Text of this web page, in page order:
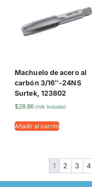
Machuelo de acero al
carbón 3/16″-24NS
Surtek, 123802
$28.86 (IVA Incluido)
Añadir al carrito
1 2 3 4